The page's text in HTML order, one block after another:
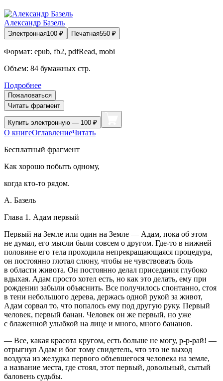
Александр Базель
Электронная100 ₽ Печатная550 ₽
Формат: epub, fb2, pdfRead, mobi
Объем: 84 бумажных стр.
Подробнее
Пожаловаться
Читать фрагмент
Купить электронную — 100 ₽
О книгеОглавлениеЧитать
Бесплатный фрагмент
Как хорошо побыть одному,
когда кто-то рядом.
А. Базель
Глава 1. Адам первый
Первый на Земле или один на Земле — Адам, пока об этом
не думал, его мысли были совсем о другом. Где-то в нижней
половине его тела проходила непрекращающаяся процедура,
он постоянно глотал слюну, чтобы не чувствовать боль
в области живота. Он постоянно делал приседания глубоко
вдыхая. Адам просто хотел есть, но как это делать, ему при
рождении забыли объяснить. Все получилось спонтанно, стоя
в тени небольшого дерева, держась одной рукой за живот,
Адам сорвал то, что попалось ему под другую руку. Первый
человек, первый банан. Человек он же первый, но уже
с блаженной улыбкой на лице и много, много бананов.
— Все, какая красота кругом, есть больше не могу, р-р-рай! —
отрыгнул Адам и бог тому свидетель, что это не выход
воздуха из желудка первого объевшегося человека на земле,
а название места, где стоял, этот первый, довольный, сытый
баловень судьбы.